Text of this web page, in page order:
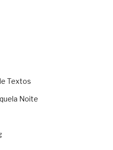
Textos
Noite